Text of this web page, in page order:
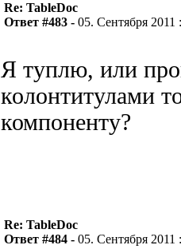
Re: TableDoc
Ответ #483 - 05. Сентября 2011
Я туплю, или
колонтитулами
компоненту?
Re: TableDoc
Ответ #484 - 05. Сентября 2011